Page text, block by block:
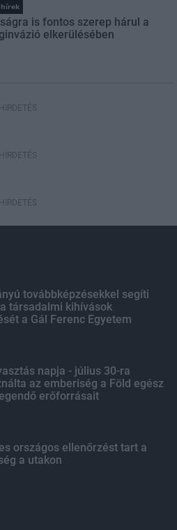
hírek
is fontos szerep hárul a
elkerülésében
HIRDETÉS
HIRDETÉS
HIRDETÉS
továbbképzésekkel segíti
társadalmi kihívások
a Gál Ferenc Egyetem
napja - július 30-ra
az emberiség a Föld egész
erőforrásait
országos ellenőrzést tart a
a utakon